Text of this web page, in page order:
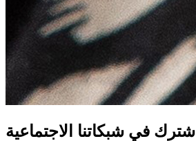
اشترك في شبكاتنا الاجتماعية